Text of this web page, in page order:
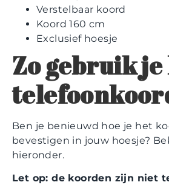
Verstelbaar koord
Koord 160 cm
Exclusief hoesje
Zo gebruik
Ben je benieuwd hoe je het
bevestigen in jouw hoesje?
hieronder.
Let op: de koorden zijn niet